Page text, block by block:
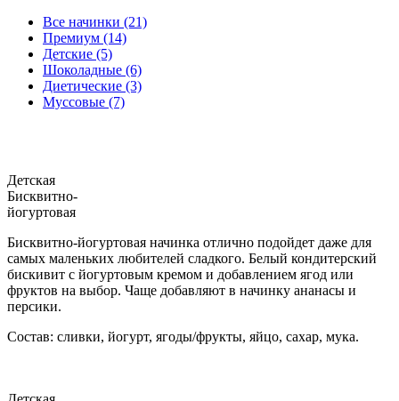
Все начинки (21)
Премиум (14)
Детские (5)
Шоколадные (6)
Диетические (3)
Муссовые (7)
Детская
Бисквитно-
йогуртовая
Бисквитно-йогуртовая начинка отлично подойдет даже для
самых маленьких любителей сладкого. Белый кондитерский
бискивит с йогуртовым кремом и добавлением ягод или
фруктов на выбор. Чаще добавляют в начинку ананасы и
персики.
Состав: сливки, йогурт, ягоды/фрукты, яйцо, сахар, мука.